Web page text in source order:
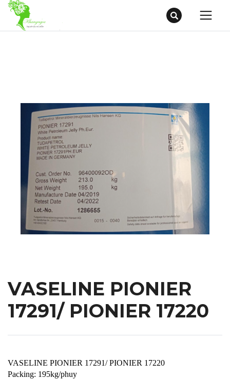
VASELINE PIONIER
17291/ PIONIER 17220
VASELINE PIONIER 17291/ PIONIER 17220
Packing: 195kg/phuy